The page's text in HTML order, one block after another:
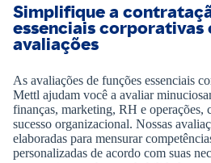
Simplifique a
essenciais corporativas
avaliações
As avaliações de funções essenciais
Mettl ajudam você a avaliar
finanças, marketing, RH e operações,
sucesso organizacional. Nossas
elaboradas para mensurar
personalizadas de acordo com suas